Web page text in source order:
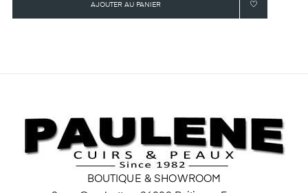
AJOUTER AU PANIER
BOUTIQUE & SHOWROOM